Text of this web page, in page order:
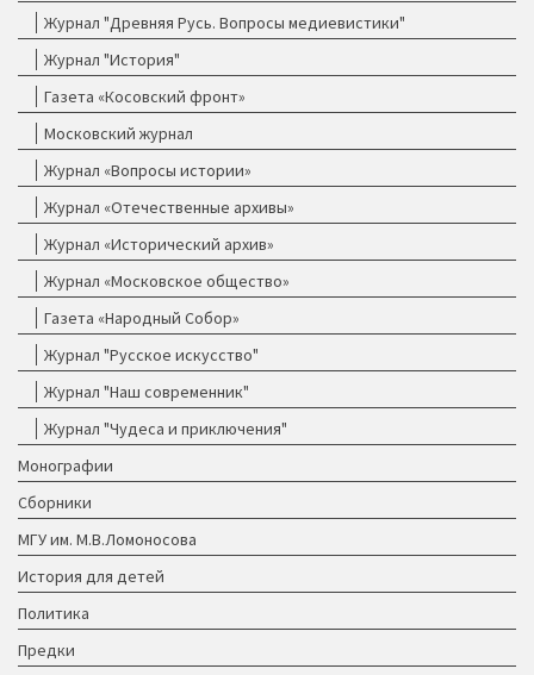
Журнал "Древняя Русь. Вопросы медиевистики"
Журнал "История"
Газета «Косовский фронт»
Московский журнал
Журнал «Вопросы истории»
Журнал «Отечественные архивы»
Журнал «Исторический архив»
Журнал «Московское общество»
Газета «Народный Собор»
Журнал "Русское искусство"
Журнал "Наш современник"
Журнал "Чудеса и приключения"
Монографии
Сборники
МГУ им. М.В.Ломоносова
История для детей
Политика
Предки